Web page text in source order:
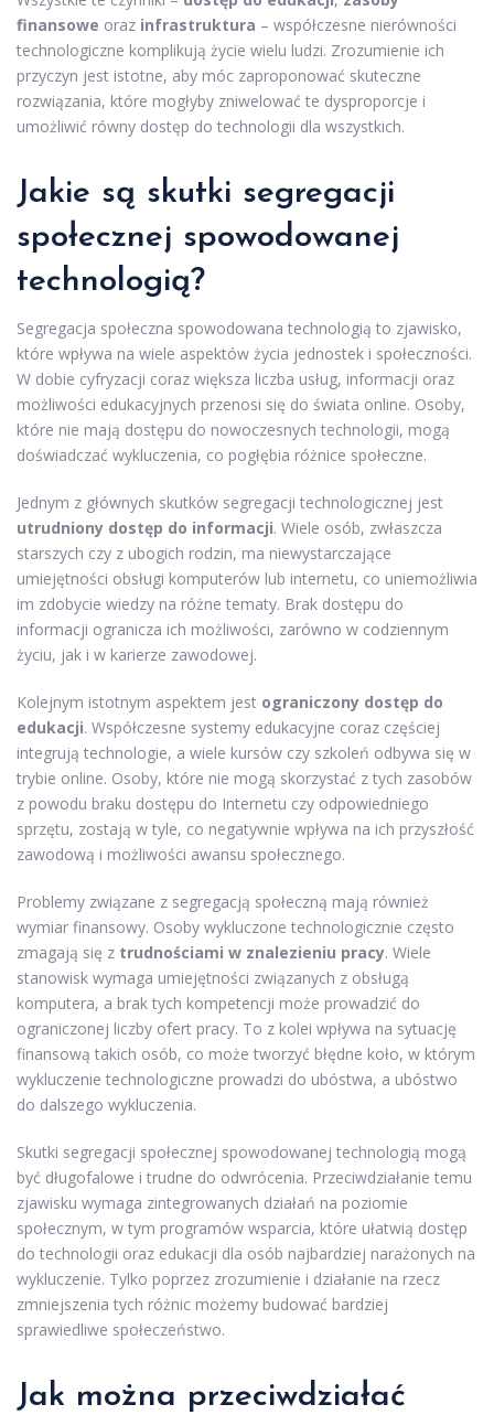
finansowe oraz infrastruktura – współczesne nierówności
technologiczne komplikują życie wielu ludzi. Zrozumienie ich
przyczyn jest istotne, aby móc zaproponować skuteczne
rozwiązania, które mogłyby zniwelować te dysproporcje i
umożliwić równy dostęp do technologii dla wszystkich.
Jakie są skutki segregacji
społecznej spowodowanej
technologią?
Segregacja społeczna spowodowana technologią to zjawisko,
które wpływa na wiele aspektów życia jednostek i społeczności.
W dobie cyfryzacji coraz większa liczba usług, informacji oraz
możliwości edukacyjnych przenosi się do świata online. Osoby,
które nie mają dostępu do nowoczesnych technologii, mogą
doświadczać wykluczenia, co pogłębia różnice społeczne.
Jednym z głównych skutków segregacji technologicznej jest
utrudniony dostęp do informacji. Wiele osób, zwłaszcza
starszych czy z ubogich rodzin, ma niewystarczające
umiejętności obsługi komputerów lub internetu, co uniemożliwia
im zdobycie wiedzy na różne tematy. Brak dostępu do
informacji ogranicza ich możliwości, zarówno w codziennym
życiu, jak i w karierze zawodowej.
Kolejnym istotnym aspektem jest ograniczony dostęp do
edukacji. Współczesne systemy edukacyjne coraz częściej
integrują technologie, a wiele kursów czy szkoleń odbywa się w
trybie online. Osoby, które nie mogą skorzystać z tych zasobów
z powodu braku dostępu do Internetu czy odpowiedniego
sprzętu, zostają w tyle, co negatywnie wpływa na ich przyszłość
zawodową i możliwości awansu społecznego.
Problemy związane z segregacją społeczną mają również
wymiar finansowy. Osoby wykluczone technologicznie często
zmagają się z trudnościami w znalezieniu pracy. Wiele
stanowisk wymaga umiejętności związanych z obsługą
komputera, a brak tych kompetencji może prowadzić do
ograniczonej liczby ofert pracy. To z kolei wpływa na sytuację
finansową takich osób, co może tworzyć błędne koło, w którym
wykluczenie technologiczne prowadzi do ubóstwa, a ubóstwo
do dalszego wykluczenia.
Skutki segregacji społecznej spowodowanej technologią mogą
być długofalowe i trudne do odwrócenia. Przeciwdziałanie temu
zjawisku wymaga zintegrowanych działań na poziomie
społecznym, w tym programów wsparcia, które ułatwią dostęp
do technologii oraz edukacji dla osób najbardziej narażonych na
wykluczenie. Tylko poprzez zrozumienie i działanie na rzecz
zmniejszenia tych różnic możemy budować bardziej
sprawiedliwe społeczeństwo.
Jak można przeciwdziałać